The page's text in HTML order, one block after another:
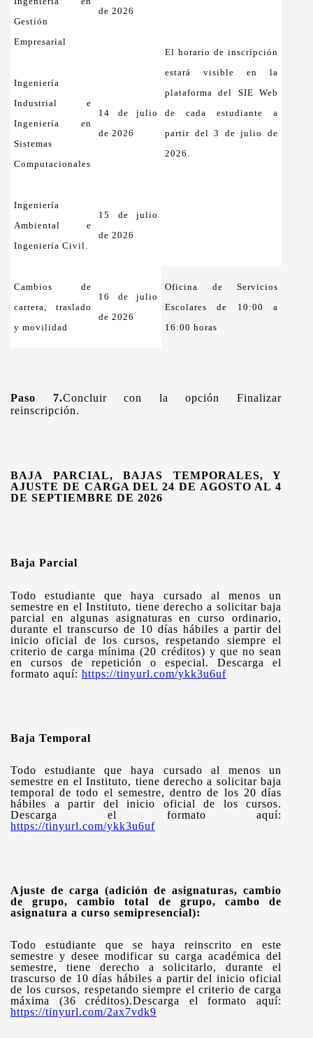
Gestión
Empresarial
de 2026
El horario de inscripción
estará visible en la
plataforma del SIE Web
de cada estudiante a
partir del 3 de julio de
2026.
Ingeniería
Industrial e
Ingeniería en
Sistemas
Computacionales
14 de julio
de 2026
Ingeniería
Ambiental e
Ingeniería Civil.
15 de julio
de 2026
Cambios de
carrera, traslado
y movilidad
16 de julio
de 2026
Oficina de Servicios
Escolares de 10:00 a
16:00 horas
Paso 7.Concluir con la opción Finalizar
reinscripción.
BAJA PARCIAL, BAJAS TEMPORALES, Y
AJUSTE DE CARGA DEL 24 DE AGOSTO AL 4
DE SEPTIEMBRE DE 2026
Baja Parcial
Todo estudiante que haya cursado al menos un
semestre en el Instituto, tiene derecho a solicitar baja
parcial en algunas asignaturas en curso ordinario,
durante el transcurso de 10 días hábiles a partir del
inicio oficial de los cursos, respetando siempre el
criterio de carga mínima (20 créditos) y que no sean
en cursos de repetición o especial. Descarga el
formato aquí: https://tinyurl.com/ykk3u6uf
Baja Temporal
Todo estudiante que haya cursado al menos un
semestre en el Instituto, tiene derecho a solicitar baja
temporal de todo el semestre, dentro de los 20 días
hábiles a partir del inicio oficial de los cursos.
Descarga el formato aquí:
https://tinyurl.com/ykk3u6uf
Ajuste de carga (adición de asignaturas, cambio
de grupo, cambio total de grupo, cambo de
asignatura a curso semipresencial):
Todo estudiante que se haya reinscrito en este
semestre y desee modificar su carga académica del
semestre, tiene derecho a solicitarlo, durante el
trascurso de 10 días hábiles a partir del inicio oficial
de los cursos, respetando siempre el criterio de carga
máxima (36 créditos).Descarga el formato aquí:
https://tinyurl.com/2ax7vdk9